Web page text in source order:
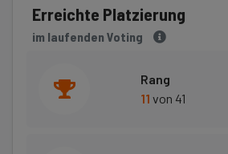
Erreichte Platzierung
im laufenden Voting
Rang
11von 41